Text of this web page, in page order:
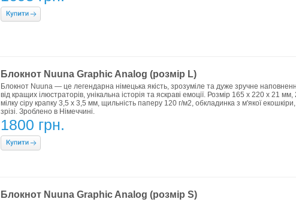
Блокнот Nuuna Graphic Analog (розмір L)
Блокнот Nuuna — це легендарна німецька якість, зрозуміле та дуже зручне
від кращих ілюстраторів, унікальна історія та яскраві емоції. Розмір 165 x 220 x 21
мілку сіру крапку 3,5 х 3,5 мм, щильність паперу 120 г/м2, обкладинка з м'якої
зрізі. Зроблено в Німеччині.
1800 грн.
Блокнот Nuuna Graphic Analog (розмір S)